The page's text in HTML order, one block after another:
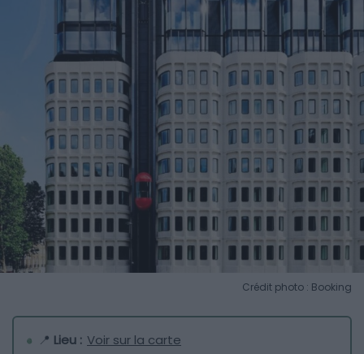
Crédit photo : Booking
📍 Lieu : Voir sur la carte